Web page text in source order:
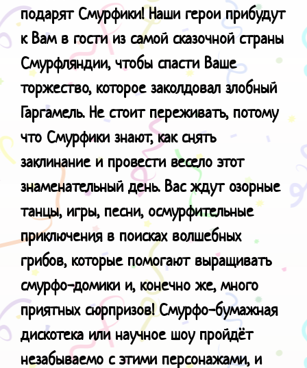
подарят Смурфики! Наши герои прибудут
к Вам в гости из самой сказочной страны
Смурфляндии, чтобы спасти Ваше
торжество, которое заколдовал злобный
Гаргамель. Не стоит переживать, потому
что Смурфики знают, как снять
заклинание и провести весело этот
знаменательный день. Вас ждут озорные
танцы, игры, песни, осмурфительные
приключения в поисках волшебных
грибов, которые помогают выращивать
смурфо-домики и, конечно же, много
приятных сюрпризов!Смурфо-бумажная
дискотека или научное шоу пройдёт
незабываемо с этими персонажами, и